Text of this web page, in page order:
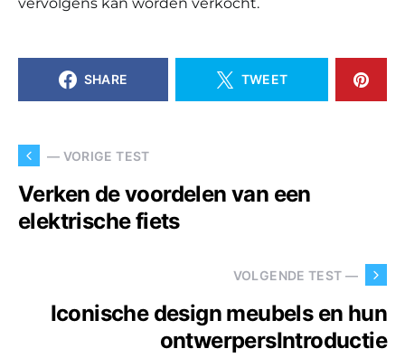
SHARE TWEET
— VORIGE TEST
Verken de voordelen van een
elektrische fiets
VOLGENDE TEST —
Iconische design meubels en hun
ontwerpersIntroductie